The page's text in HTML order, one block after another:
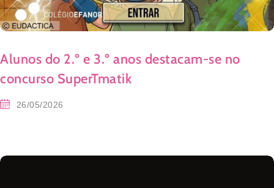
Alunos do 2.º e 3.º anos destacam-se no
concurso SuperTmatik
26/05/2026